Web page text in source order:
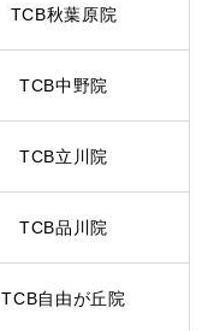
TCB秋葉原院
TCB中野院
TCB立川院
TCB品川院
TCB自由が丘院